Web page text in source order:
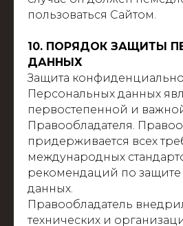
пользоваться Сайтом.
10. ПОРЯДОК ЗАЩИТЫ
ДАННЫХ
Защита
Персональных данных
первостепенной и
Правообладателя.
придерживается всех
международных
рекомендаций по
данных.
Правообладатель
технических и